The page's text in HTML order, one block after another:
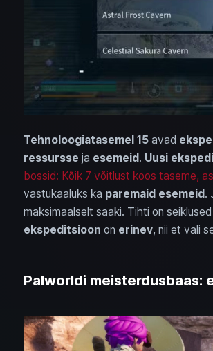
Tehnoloogiatasemel 15avad
ressursse ja esemeid. Uusi
bossid: Kõik 7 võitlust koos taseme,
vastukaaluks ka paremaid esemeid.
maksimaalselt saaki. Tihti on
ekspeditsioon on erinev, nii et vali
Palworldi meisterdusbaas: